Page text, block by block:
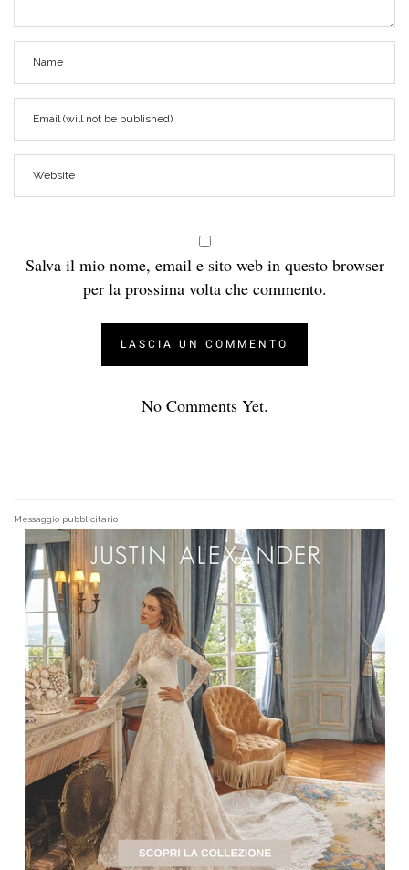
Salva il mio nome, email e sito web in questo browser
per la prossima volta che commento.
No Comments Yet.
Messaggio pubblicitario